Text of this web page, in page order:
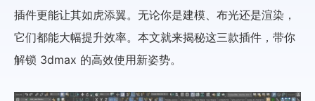
插件更能让其如虎添翼。无论你是建模、布光还是渲染，
它们都能大幅提升效率。本文就来揭秘这三款插件，带你
解锁 3dmax 的高效使用新姿势。